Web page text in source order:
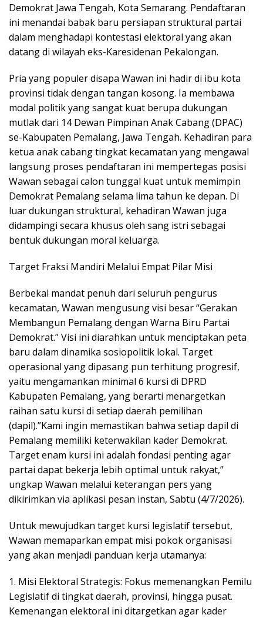
Demokrat Jawa Tengah, Kota Semarang. Pendaftaran
ini menandai babak baru persiapan struktural partai
dalam menghadapi kontestasi elektoral yang akan
datang di wilayah eks-Karesidenan Pekalongan.
​Pria yang populer disapa Wawan ini hadir di ibu kota
provinsi tidak dengan tangan kosong. Ia membawa
modal politik yang sangat kuat berupa dukungan
mutlak dari 14 Dewan Pimpinan Anak Cabang (DPAC)
se-Kabupaten Pemalang, Jawa Tengah. Kehadiran para
ketua anak cabang tingkat kecamatan yang mengawal
langsung proses pendaftaran ini mempertegas posisi
Wawan sebagai calon tunggal kuat untuk memimpin
Demokrat Pemalang selama lima tahun ke depan. Di
luar dukungan struktural, kehadiran Wawan juga
didampingi secara khusus oleh sang istri sebagai
bentuk dukungan moral keluarga.
​Target Fraksi Mandiri Melalui Empat Pilar Misi
​Berbekal mandat penuh dari seluruh pengurus
kecamatan, Wawan mengusung visi besar “Gerakan
Membangun Pemalang dengan Warna Biru Partai
Demokrat.” Visi ini diarahkan untuk menciptakan peta
baru dalam dinamika sosiopolitik lokal. Target
operasional yang dipasang pun terhitung progresif,
yaitu mengamankan minimal 6 kursi di DPRD
Kabupaten Pemalang, yang berarti menargetkan
raihan satu kursi di setiap daerah pemilihan
(dapil).”Kami ingin memastikan bahwa setiap dapil di
Pemalang memiliki keterwakilan kader Demokrat.
Target enam kursi ini adalah fondasi penting agar
partai dapat bekerja lebih optimal untuk rakyat,”
ungkap Wawan melalui keterangan pers yang
dikirimkan via aplikasi pesan instan, Sabtu (4/7/2026).
​Untuk mewujudkan target kursi legislatif tersebut,
Wawan memaparkan empat misi pokok organisasi
yang akan menjadi panduan kerja utamanya:
​1. Misi Elektoral Strategis: Fokus memenangkan Pemilu
Legislatif di tingkat daerah, provinsi, hingga pusat.
Kemenangan elektoral ini ditargetkan agar kader